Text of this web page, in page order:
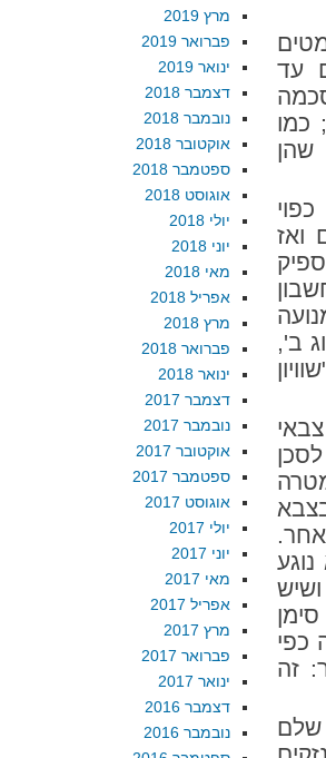
עד
כמו
שהן
ואז
חשבון
ב',
כפי
זה
שלם
מרץ 2019
פברואר 2019
ינואר 2019
דצמבר 2018
נובמבר 2018
אוקטובר 2018
ספטמבר 2018
אוגוסט 2018
יולי 2018
יוני 2018
מאי 2018
אפריל 2018
מרץ 2018
פברואר 2018
ינואר 2018
דצמבר 2017
נובמבר 2017
אוקטובר 2017
ספטמבר 2017
אוגוסט 2017
יולי 2017
יוני 2017
מאי 2017
אפריל 2017
מרץ 2017
פברואר 2017
ינואר 2017
דצמבר 2016
נובמבר 2016